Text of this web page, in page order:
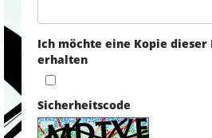
Ich möchte eine Kopie
erhalten
Sicherheitscode